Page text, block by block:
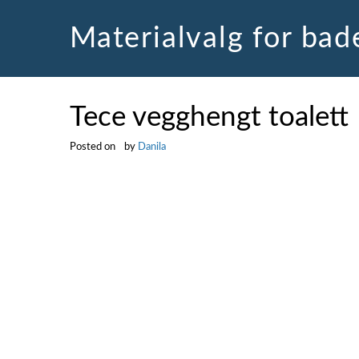
Materialvalg for
Tece vegghengt toalett
Posted on by Danila